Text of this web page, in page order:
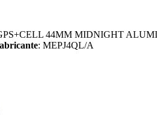
44MM MIDNIGHT
: MEPJ4QL/A